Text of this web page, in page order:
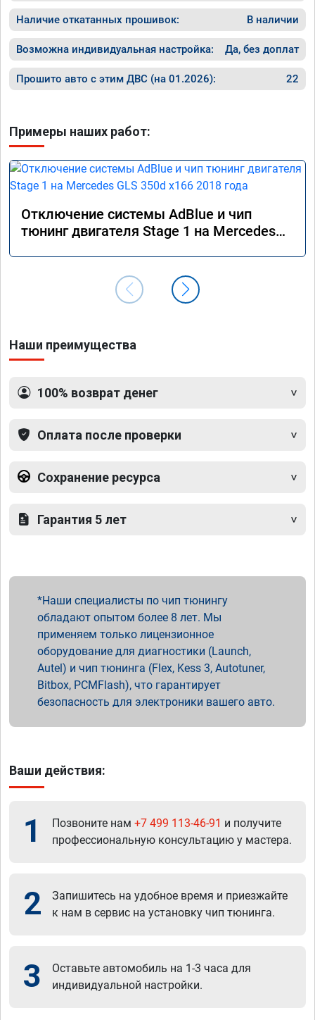
Наличие откатанных прошивок: В наличии
Возможна индивидуальная настройка: Да, без доплат
Прошито авто с этим ДВС (на 01.2026): 22
Примеры наших работ:
Отключение системы AdBlue и чип
тюнинг двигателя Stage 1 на Mercedes
Наши преимущества
100% возврат денег
Оплата после проверки
Сохранение ресурса
Гарантия 5 лет
Наши специалисты по чип тюнингу
обладают опытом более 8 лет. Мы
применяем только лицензионное
оборудование для диагностики (Launch,
Autel) и чип тюнинга (Flex, Kess 3, Autotuner,
Bitbox, PCMFlash), что гарантирует
безопасность для электроники вашего авто.
Ваши действия:
1 Позвоните нам +7 499 113-46-91 и получите
профессиональную консультацию у мастера.
2
Запишитесь на удобное время и приезжайте
к нам в сервис на установку чип тюнинга.
3
Оставьте автомобиль на 1-3 часа для
индивидуальной настройки.